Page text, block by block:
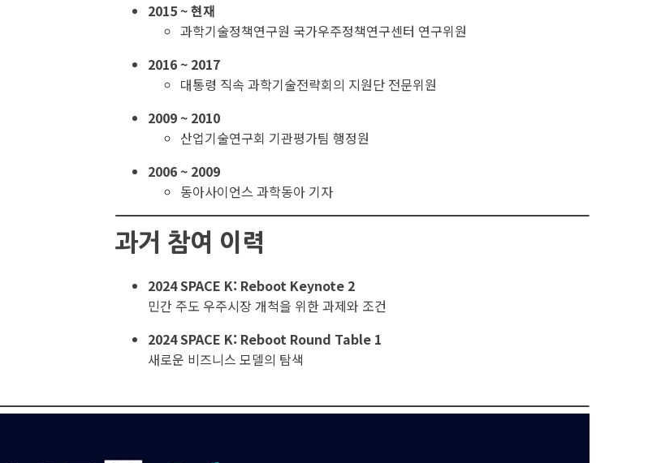
2015 ~ 현재
과학기술정책연구원 국가우주정책연구센터 연구위원
2016 ~ 2017
대통령 직속 과학기술전략회의 지원단 전문위원
2009 ~ 2010
산업기술연구회 기관평가팀 행정원
2006 ~ 2009
동아사이언스 과학동아 기자
과거 참여 이력
2024 SPACE K: Reboot Keynote 2
민간 주도 우주시장 개척을 위한 과제와 조건
2024 SPACE K: Reboot Round Table 1
새로운 비즈니스 모델의 탐색